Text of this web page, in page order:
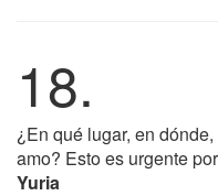
18.
¿En qué lugar, en
amo? Esto es urgente
Yuria